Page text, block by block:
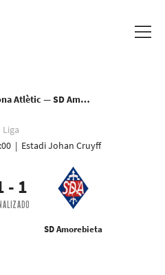
FC Barcelona Atlètic — SD Amorebieta
Liga
| Estadi Johan Cruyff
SD Amorebieta
1
-